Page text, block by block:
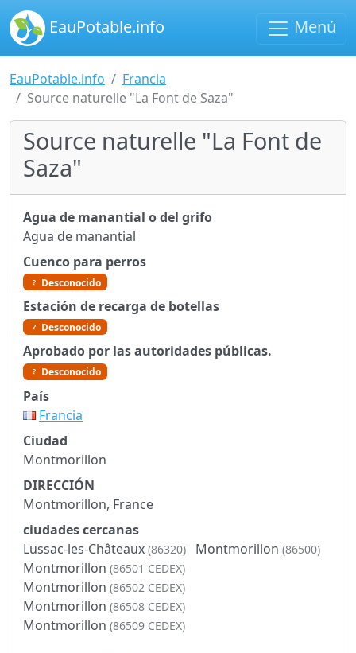
EauPotable.info Menú
EauPotable.info
Francia
Source naturelle "La Font de Saza"
Source naturelle "La Font de
Saza"
Agua de manantial o del grifo
Agua de manantial
Cuenco para perros
Desconocido
Estación de recarga de botellas
Desconocido
Aprobado por las autoridades públicas.
Desconocido
País
Francia
Ciudad
Montmorillon
DIRECCIÓN
Montmorillon, France
ciudades cercanas
Lussac-les-Châteaux (86320) Montmorillon (86500)
Montmorillon (86501 CEDEX)
Montmorillon (86502 CEDEX)
Montmorillon (86508 CEDEX)
Montmorillon (86509 CEDEX)